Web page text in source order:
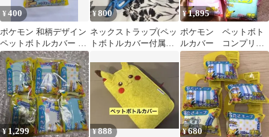
¥400
ポケモン 和柄デザイン
ペットボトルカバー 2
種セット
¥800
ネックストラップ(ペッ
トボトルカバー付属
ー限定
¥1,895
ポケモン ペットボト
ルカバー コンプリー
ト！ 伊藤園
¥1,299 ¥888 ¥680